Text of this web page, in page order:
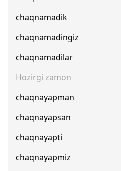
chaqnamadik
chaqnamadingiz
chaqnamadilar
Hozirgi zamon
chaqnayapman
chaqnayapsan
chaqnayapti
chaqnayapmiz